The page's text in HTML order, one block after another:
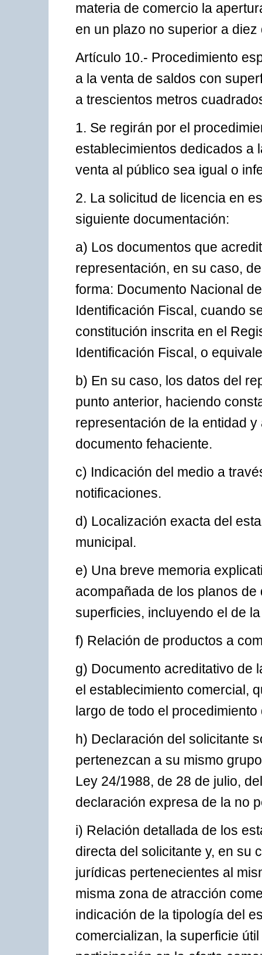
materia de comercio la
en un plazo no superior a
Artículo 10.- Procedimiento
a la venta de saldos con
a trescientos metros
1. Se regirán por el
establecimientos dedicados a
venta al público sea igual o
2. La solicitud de licencia en
siguiente documentación:
a) Los documentos que
representación, en su caso,
forma: Documento Nacional
Identificación Fiscal, cuando
constitución inscrita en el
Identificación Fiscal, o
b) En su caso, los datos del
punto anterior, haciendo
representación de la entidad
documento fehaciente.
c) Indicación del medio a
notificaciones.
d) Localización exacta del
municipal.
e) Una breve memoria
acompañada de los planos
superficies, incluyendo el de
f) Relación de productos a
g) Documento acreditativo de
el establecimiento comercial,
largo de todo el
h) Declaración del solicitante
pertenezcan a su mismo
Ley 24/1988, de 28 de julio,
declaración expresa de la no
i) Relación detallada de los
directa del solicitante y, en su
jurídicas pertenecientes al
misma zona de atracción
indicación de la tipología del
comercializan, la superficie